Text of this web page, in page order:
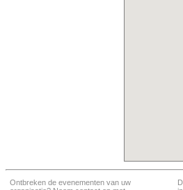
Ontbreken de evenementen van uw